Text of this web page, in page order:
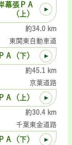
幕張ＰＡ
（上）
約34.0 km
東関東自動車道
Ａ（下）
約45.1 km
京葉道路
Ａ（上）
約30.4 km
千葉東金道路
Ａ（下）